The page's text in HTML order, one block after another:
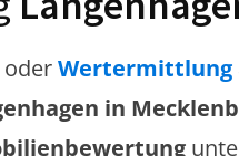
oderWertermittlung
in